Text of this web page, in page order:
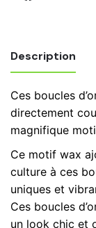
rouge
bouton
Diamètre
1.2
ou
cm,
n°31
Description
Ces boucles
directement
magnifique
Ce motif wax
culture à ces
uniques et
Ces boucles
un look chic et
Tailles
Boucles